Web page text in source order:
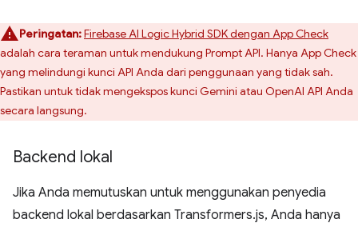
Peringatan:Firebase AI Logic Hybrid SDK dengan App Check
adalah cara teraman untuk mendukung Prompt API. Hanya App Check
yang melindungi kunci API Anda dari penggunaan yang tidak sah.
Pastikan untuk tidak mengekspos kunci Gemini atau OpenAI API Anda
secara langsung.
Backend lokal
Jika Anda memutuskan untuk menggunakan penyedia
backend lokal berdasarkan Transformers.js, Anda hanya